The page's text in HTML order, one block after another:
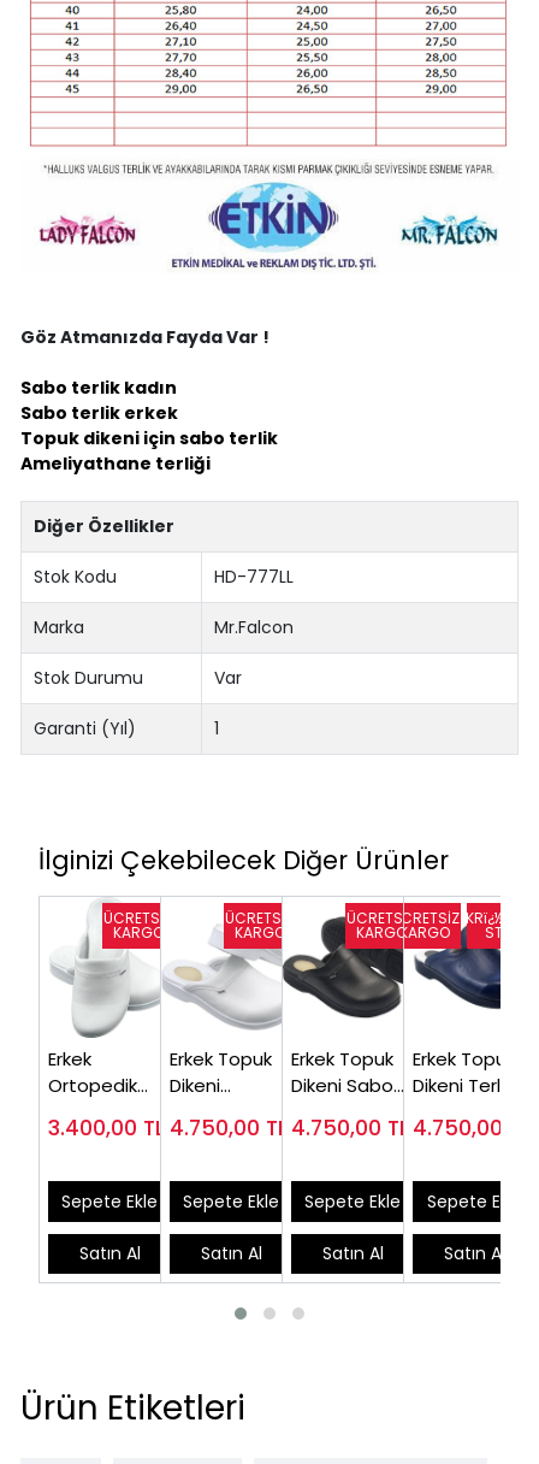
Göz Atmanızda Fayda Var !
Sabo terlik kadın
Sabo terlik erkek
Topuk dikeni için sabo terlik
Ameliyathane terliği
Diğer Özellikler
Stok Kodu HD-777LL
Marka Mr.Falcon
Stok Durumu Var
Garanti (Yıl) 1
İlginizi Çekebilecek Diğer Ürünler
Erkek
Ortopedik
Terlik Beyaz
3.400,00 TL
Sepete Ekle
Satın Al
Erkek Topuk
Dikeni
Sabo Terlik
EPT777B
4.750,00 TL
Sepete Ekle
Satın Al
Erkek Topuk
Dikeni Sabo
Siyah
4.750,00 TL
Sepete Ekle
Satın Al
Erkek Topuk
Dikeni Terliği
Terlik Lacivert
4.750,00
Sepete Ekle
Satın Al
Ürün Etiketleri